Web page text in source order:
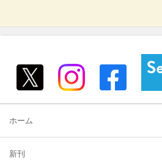
ホーム
新刊